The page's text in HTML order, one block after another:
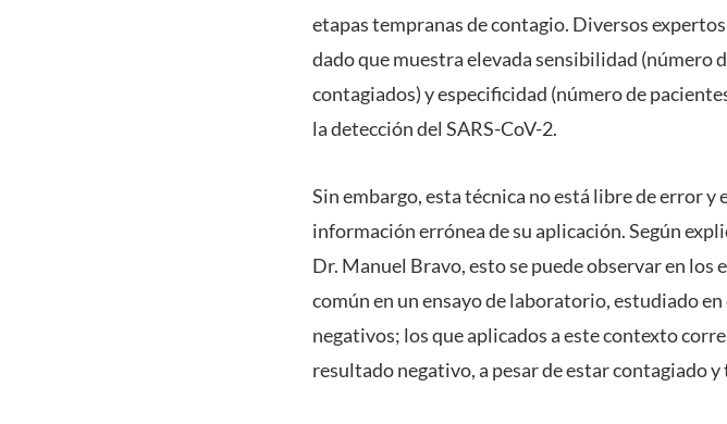
etapas tempranas de contagio. Diversos
dado que muestra elevada sensibilidad
contagiados) y especificidad (número de
la detección del SARS-CoV-2.
Sin embargo, esta técnica no está libre de error
información errónea de su aplicación. Según
Dr. Manuel Bravo, esto se puede observar en
común en un ensayo de laboratorio, estudiado
negativos; los que aplicados a este contexto
resultado negativo, a pesar de estar contagiado